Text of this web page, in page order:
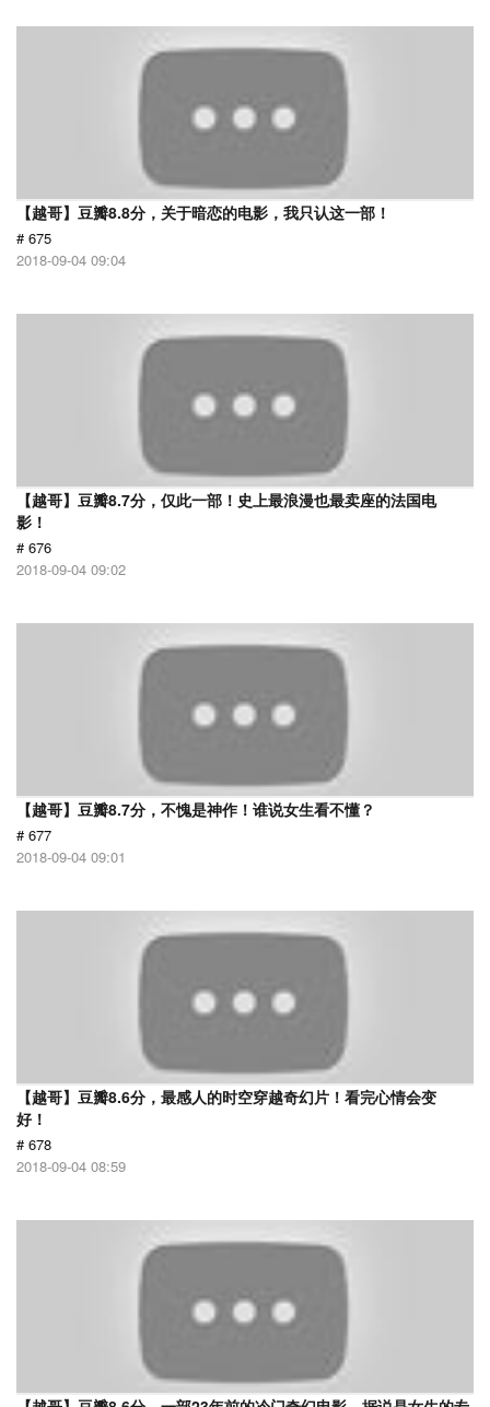
【越哥】豆瓣8.8分，关于暗恋的电影，我只认这一部！
# 675
2018-09-04 09:04
【越哥】豆瓣8.7分，仅此一部！史上最浪漫也最卖座的法国电
影！
# 676
2018-09-04 09:02
【越哥】豆瓣8.7分，不愧是神作！谁说女生看不懂？
# 677
2018-09-04 09:01
【越哥】豆瓣8.6分，最感人的时空穿越奇幻片！看完心情会变
好！
# 678
2018-09-04 08:59